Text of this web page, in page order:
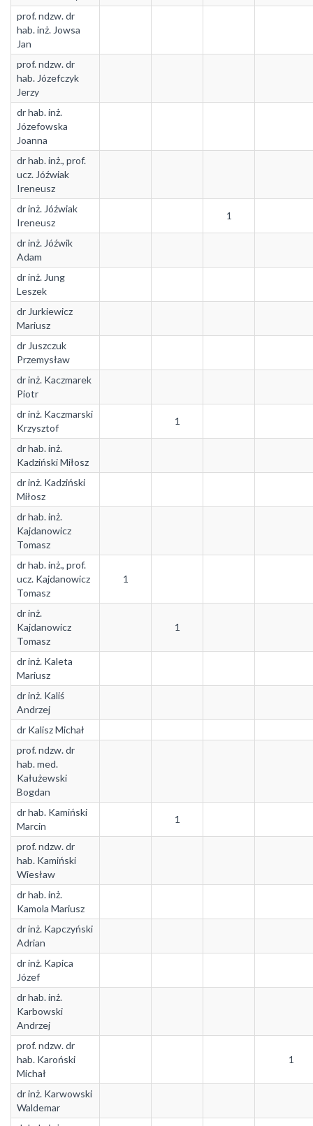
prof. ndzw. dr
hab. inż. Jowsa
Jan
prof. ndzw. dr
hab. Józefczyk
Jerzy
dr hab. inż.
Józefowska
Joanna
dr hab. inż., prof.
ucz. Jóźwiak
Ireneusz
dr inż. Jóźwiak
Ireneusz
1
dr inż. Jóźwik
Adam
dr inż. Jung
Leszek
dr Jurkiewicz
Mariusz
dr Juszczuk
Przemysław
dr inż. Kaczmarek
Piotr
dr inż. Kaczmarski
Krzysztof
1
dr hab. inż.
Kadziński Miłosz
dr inż. Kadziński
Miłosz
dr hab. inż.
Kajdanowicz
Tomasz
dr hab. inż., prof.
ucz. Kajdanowicz
Tomasz
1
dr inż.
Kajdanowicz
Tomasz
1
dr inż. Kaleta
Mariusz
dr inż. Kaliś
Andrzej
dr Kalisz Michał
prof. ndzw. dr
hab. med.
Kałużewski
Bogdan
dr hab. Kamiński
Marcin
1
prof. ndzw. dr
hab. Kamiński
Wiesław
dr hab. inż.
Kamola Mariusz
dr inż. Kapczyński
Adrian
dr inż. Kapica
Józef
dr hab. inż.
Karbowski
Andrzej
prof. ndzw. dr
hab. Karoński
Michał
1
dr inż. Karwowski
Waldemar